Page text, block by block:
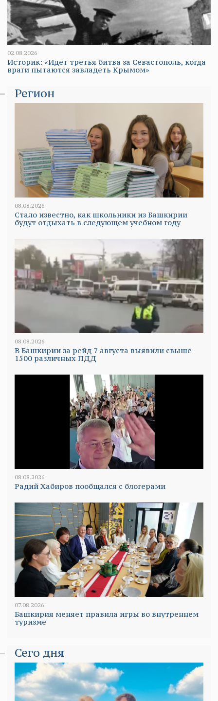
02.08.2026
Историк: «Идет третья битва за Севастополь, когда
враги пытаются завладеть Крымом»
Регион
08.08.2026
Стало известно, как школьники из Башкирии
будут отдыхать в следующем учебном году
08.08.2026
В Башкирии за рейд 7 августа выявили свыше
1500 различных ПДД
08.08.2026
Радий Хабиров пообщался с блогерами
07.08.2026
Башкирия меняет правила игры во внутреннем
туризме
Сего дня